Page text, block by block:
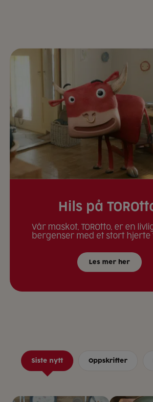
Hils på
Vår maskot, TOROtto, er en
bergenser med et stort hjerte
Les mer her
Siste nytt Oppskrifter